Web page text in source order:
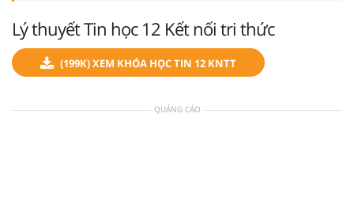
Lý thuyết Tin học 12 Kết nối tri thức
(199K) XEM KHÓA HỌC TIN 12 KNTT
QUẢNG CÁO